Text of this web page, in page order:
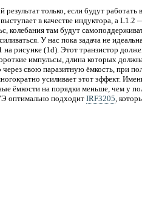
только, если будут
в качестве индуктора, а
колебания там будут
У нас пока задача не
рисунке (1d). Этот транзистор
импульсы, длина которых
через свою паразитную ёмкость, при
усиливает этот эффект.
ёмкости на порядки меньше, чем у
оптимально подходит IRF3205 ,